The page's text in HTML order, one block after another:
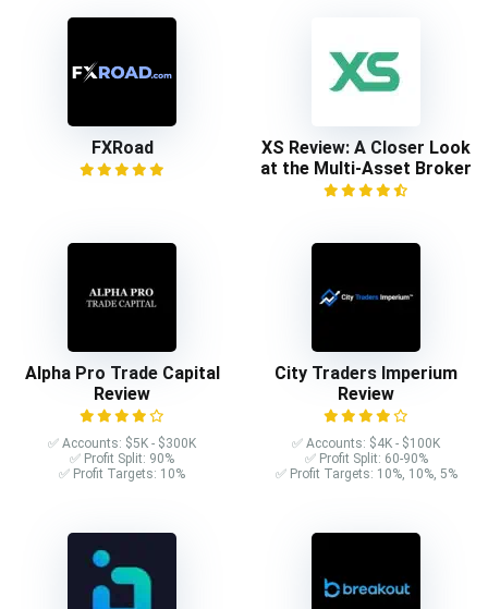
FXRoad
XS Review: A Closer Look
at the Multi-Asset Broker
Alpha Pro Trade Capital
Review
✅ Accounts: $5K - $300K
✅ Profit Split: 90%
✅ Profit Targets: 10%
City Traders Imperium
Review
✅ Accounts: $4K - $100K
✅ Profit Split: 60-90%
✅ Profit Targets: 10%, 10%, 5%